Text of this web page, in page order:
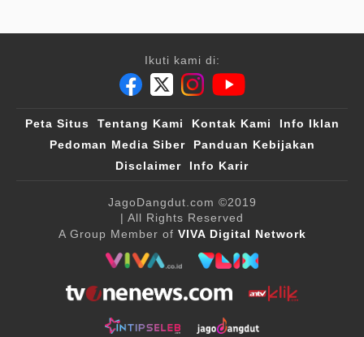
Ikuti kami di:
Peta Situs Tentang Kami Kontak Kami
Info Iklan
Pedoman Media Siber
Panduan Kebijakan
Disclaimer
Info Karir
JagoDangdut.com ©2019
| All Rights Reserved
A Group Member of VIVA Digital Network